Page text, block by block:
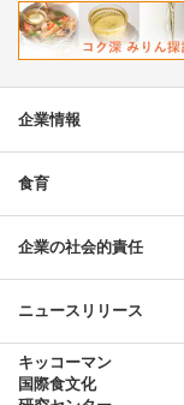
企業情報
食育
企業の社会的責任
ニュースリリース
キッコーマン
国際食文化